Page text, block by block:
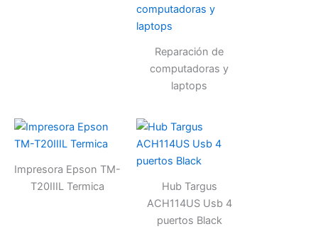
Reparación de
computadoras y
laptops
Impresora Epson TM-
T20IIIL Termica
Hub Targus
ACH114US Usb 4
puertos Black